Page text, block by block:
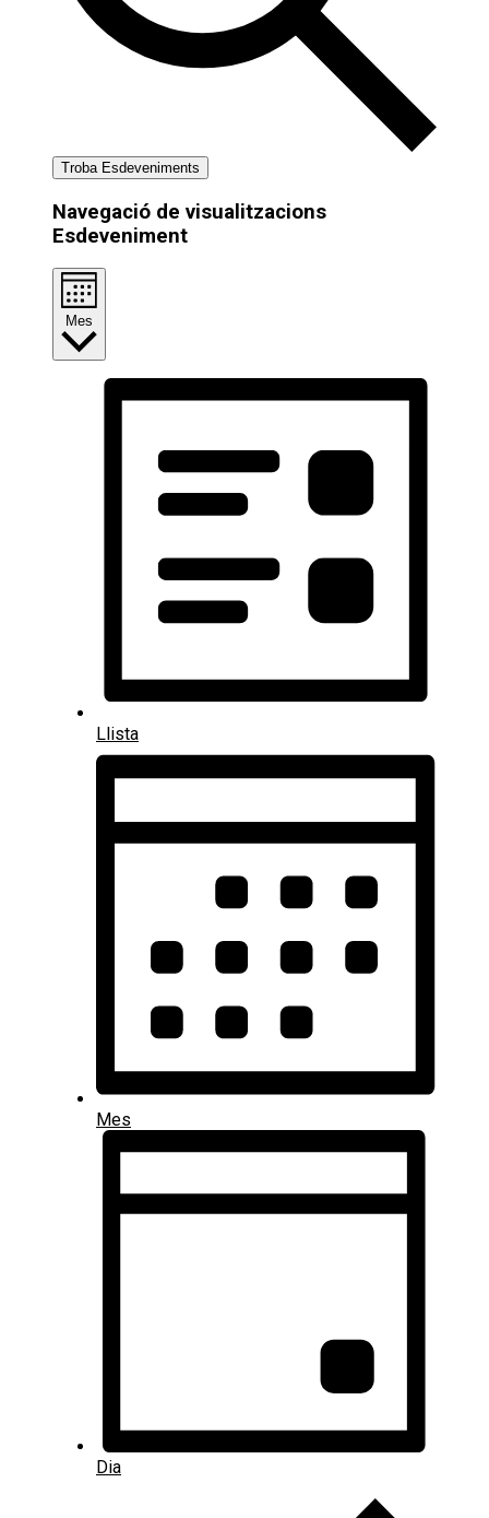
Troba Esdeveniments
Navegació de visualitzacions
Esdeveniment
Mes
Llista
Mes
Dia